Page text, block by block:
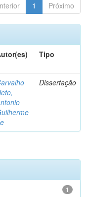
1 Próximo
Tipo
Dissertação
1